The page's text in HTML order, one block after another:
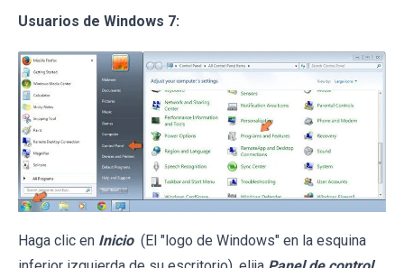
Usuarios de Windows 7:
Haga clic en Inicio (El "logo de Windows" en la esquina